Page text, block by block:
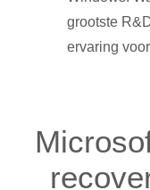
grootste
ervaring